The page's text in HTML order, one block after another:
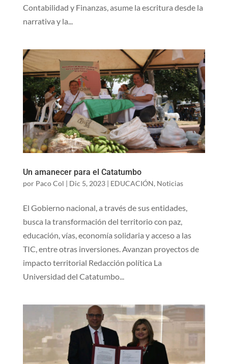
Contabilidad y Finanzas, asume la escritura desde la
narrativa y la...
Un amanecer para el Catatumbo
por Paco Col | Dic 5, 2023| EDUCACIÓN, Noticias
El Gobierno nacional, a través de sus entidades,
busca la transformación del territorio con paz,
educación, vías, economía solidaria y acceso a las
TIC, entre otras inversiones. Avanzan proyectos de
impacto territorial Redacción política La
Universidad del Catatumbo...